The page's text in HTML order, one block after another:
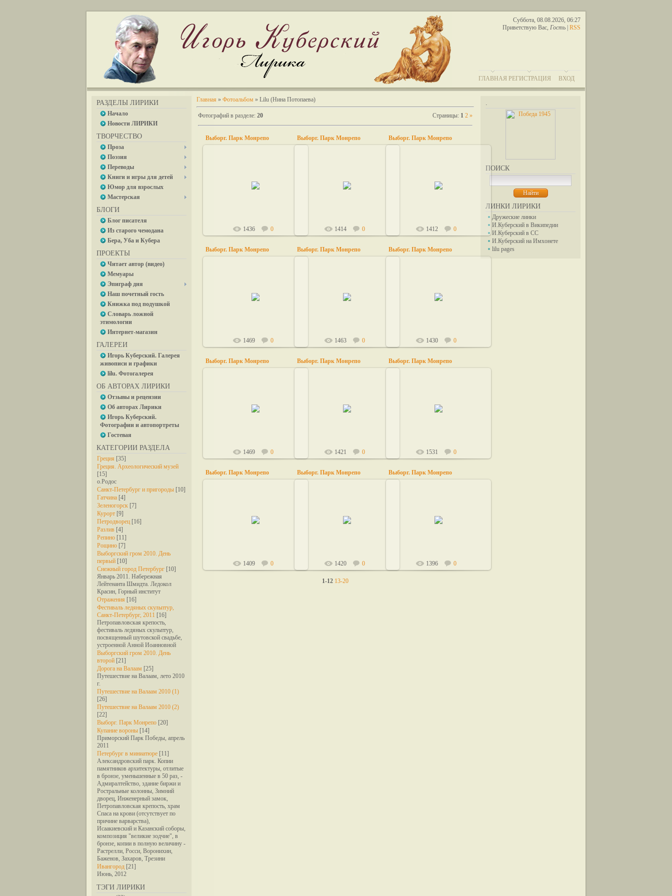
Суббота, 08.08.2026, 06:27
Приветствую Вас, Гость RSS
ГЛАВНАЯ РЕГИСТРАЦИЯ ВХОД
РАЗДЕЛЫ ЛИРИКИ
Начало
Новости ЛИРИКИ
ТВОРЧЕСТВО
Проза
Поэзия
Переводы
Книги и игры для детей
Юмор для взрослых
Мастерская
БЛОГИ
Блог писателя
Из старого чемодана
Бера, Уба и Кубера
ПРОЕКТЫ
Читает автор (видео)
Мемуары
Эпиграф дня
Наш почетный гость
Книжка под подушкой
Словарь ложной
этимологии
Интернет-магазин
ГАЛЕРЕИ
Игорь Куберский. Галерея
живописи и графики
lilu. Фотогалерея
ОБ АВТОРАХ ЛИРИКИ
Отзывы и рецензии
Об авторах Лирики
Игорь Куберский.
Фотографии и автопортреты
Гостевая
КАТЕГОРИИ РАЗДЕЛА
Греция [35]
Греция. Археологический музей
[15]
о.Родос
Санкт-Петербург и пригороды [10]
Гатчина [4]
Зеленогорск [7]
Курорт [9]
Петродворец [16]
Разлив [4]
Репино [11]
Рощино [7]
Выборгский гром 2010. День
первый [10]
Снежный город Петербург [10]
Январь 2011. Набережная
Лейтенанта Шмидта. Ледокол
Красин, Горный институт
Отражения [16]
Фестиваль ледяных скульптур,
Санкт-Петербург, 2011 [16]
Петропавловская крепость,
фестиваль ледяных скульптур,
посвященный шутовской свадьбе,
устроенной Анной Иоанновной
Выборгский гром 2010. День
второй [21]
Дорога на Валаам [25]
Путешествие на Валаам, лето 2010
г.
Путешествие на Валаам 2010 (1)
[26]
Путешествие на Валаам 2010 (2)
[22]
Выборг. Парк Монрепо [20]
Купание вороны [14]
Приморский Парк Победы, апрель
2011
Петербург в миниатюре [11]
Александровский парк. Копии
памятников архитектуры, отлитые
в бронзе, уменьшенные в 50 раз, -
Адмиралтейство, здание биржи и
Ростральные колонны, Зимний
дворец, Инженерный замок,
Петропавловская крепость, храм
Спаса на крови (отсутствует по
причине варварства),
Исаакиевский и Казанский соборы,
композиция "великие зодчие", в
бронзе, копии в полную величину -
Растрелли, Росси, Воронихин,
Баженов, Захаров, Трезини
Ивангород [21]
Июнь, 2012
ТЭГИ ЛИРИКИ
.
ПОИСК
ЛИНКИ ЛИРИКИ
Дружеские линки
И.Куберский в Википедии
И.Куберский в СС
И.Куберский на Имхонете
lilu pages
Главная » Фотоальбом » Lilu (Нина Потопаева)
Фотографий в разделе: 20 Страницы: 1 2 »
Выборг. Парк Монрепо
1436 0
Выборг. Парк Монрепо
1414 0
Выборг. Парк Монрепо
1412 0
Выборг. Парк Монрепо
1469 0
Выборг. Парк Монрепо
1463 0
Выборг. Парк Монрепо
1430 0
Выборг. Парк Монрепо
1469 0
Выборг. Парк Монрепо
1421 0
Выборг. Парк Монрепо
1531 0
Выборг. Парк Монрепо
1409 0
Выборг. Парк Монрепо
1420 0
Выборг. Парк Монрепо
1396 0
1-12 13-20